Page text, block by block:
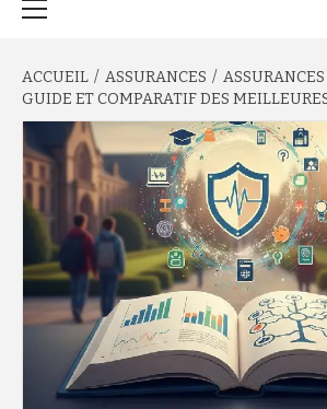
ACCUEIL ASSURANCES
GUIDE ET COMPARATIF DES